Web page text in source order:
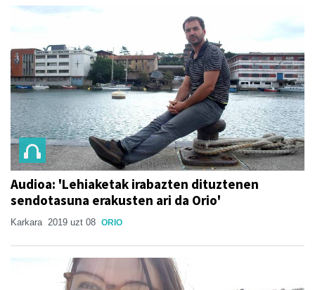
Audioa: 'Lehiaketak irabazten dituztenen
sendotasuna erakusten ari da Orio'
Karkara 2019 uzt 08 ORIO